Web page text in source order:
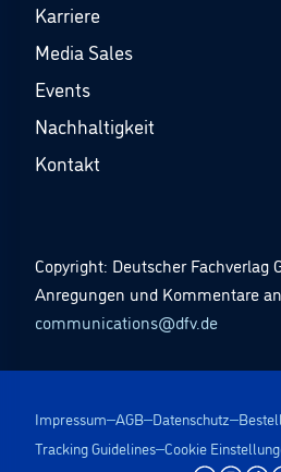
Karriere
Media Sales
Events
Nachhaltigkeit
Kontakt
Copyright: Deutscher Fachverlag
Anregungen und Kommentare an
communications@dfv.de
Impressum AGB Datenschutz
Tracking Guidelines Cookie